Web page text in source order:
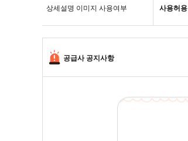
상세설명 이미지 사용여부 사용허용
공급사 공지사항